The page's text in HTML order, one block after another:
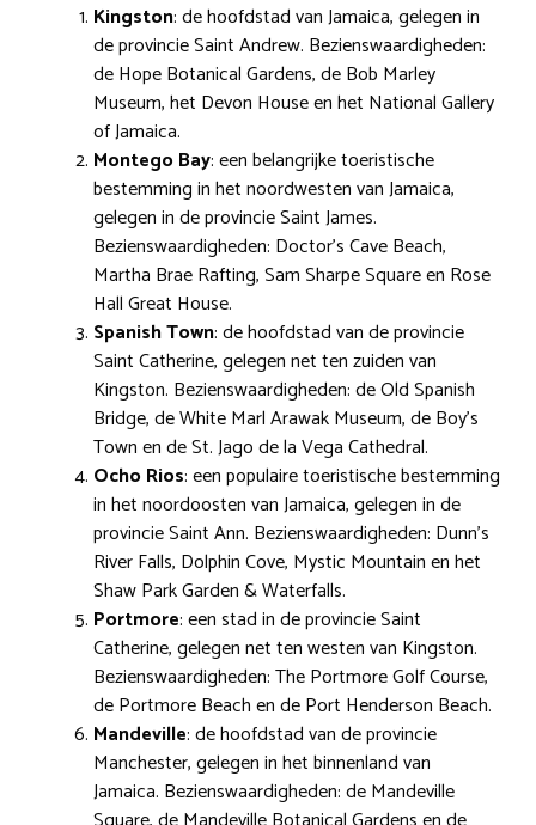
Kingston: de hoofdstad van Jamaica, gelegen in
de provincie Saint Andrew. Bezienswaardigheden:
de Hope Botanical Gardens, de Bob Marley
Museum, het Devon House en het National Gallery
of Jamaica.
Montego Bay: een belangrijke toeristische
bestemming in het noordwesten van Jamaica,
gelegen in de provincie Saint James.
Bezienswaardigheden: Doctor’s Cave Beach,
Martha Brae Rafting, Sam Sharpe Square en Rose
Hall Great House.
Spanish Town: de hoofdstad van de provincie
Saint Catherine, gelegen net ten zuiden van
Kingston. Bezienswaardigheden: de Old Spanish
Bridge, de White Marl Arawak Museum, de Boy’s
Town en de St. Jago de la Vega Cathedral.
Ocho Rios: een populaire toeristische bestemming
in het noordoosten van Jamaica, gelegen in de
provincie Saint Ann. Bezienswaardigheden: Dunn’s
River Falls, Dolphin Cove, Mystic Mountain en het
Shaw Park Garden & Waterfalls.
Portmore: een stad in de provincie Saint
Catherine, gelegen net ten westen van Kingston.
Bezienswaardigheden: The Portmore Golf Course,
de Portmore Beach en de Port Henderson Beach.
Mandeville: de hoofdstad van de provincie
Manchester, gelegen in het binnenland van
Jamaica. Bezienswaardigheden: de Mandeville